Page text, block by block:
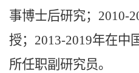
事博士后研究；2010-
授；2013-2019年在中
所任职副研究员。